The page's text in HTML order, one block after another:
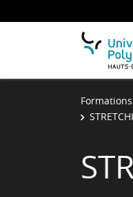
Formations